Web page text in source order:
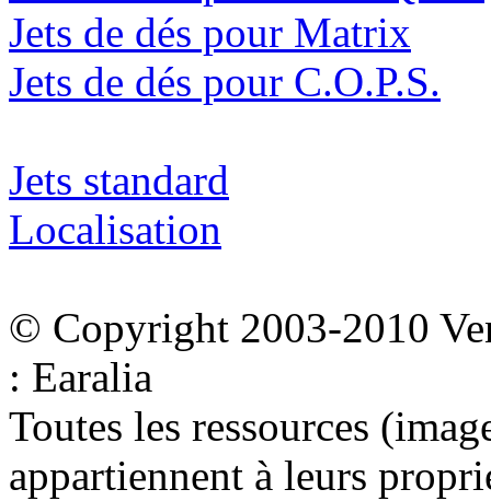
Jets de dés pour Matrix
Jets de dés pour C.O.P.S.
Jets standard
Localisation
© Copyright 2003-2010
: Earalia
Toutes les ressources
appartiennent à leurs